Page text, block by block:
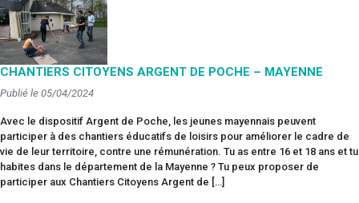
CHANTIERS CITOYENS ARGENT DE POCHE – MAYENNE
Publié le 05/04/2024
Avec le dispositif Argent de Poche, les jeunes mayennais peuvent
participer à des chantiers éducatifs de loisirs pour améliorer le cadre de
vie de leur territoire, contre une rémunération. Tu as entre 16 et 18 ans et tu
habites dans le département de la Mayenne ? Tu peux proposer de
participer aux Chantiers Citoyens Argent de […]